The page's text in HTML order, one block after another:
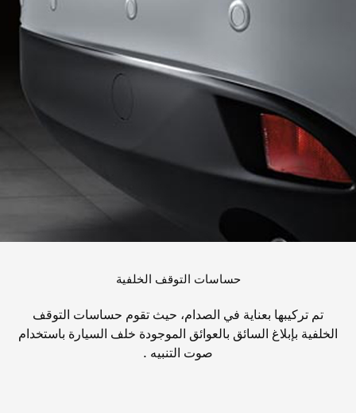
حساسات التوقف الخلفية
تم تركيبها بعناية في الصدام، حيث تقوم حساسات التوقف
الخلفية بإبلاغ السائق بالعوائق الموجودة خلف السيارة باستخدام
صوت التنبيه .